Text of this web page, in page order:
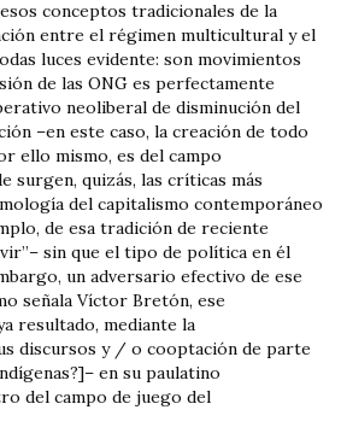
conceptos tradicionales de la
entre el régimen multicultural y el
luces evidente: son movimientos
de las ONG es perfectamente
neoliberal de disminución del
–en este caso, la creación de todo
ello mismo, es del campo
surgen, quizás, las críticas más
del capitalismo contemporáneo
de esa tradición de reciente
sin que el tipo de política en él
un adversario efectivo de ese
señala Víctor Bretón, ese
resultado, mediante la
discursos y / o cooptación de parte
en su paulatino
del campo de juego del